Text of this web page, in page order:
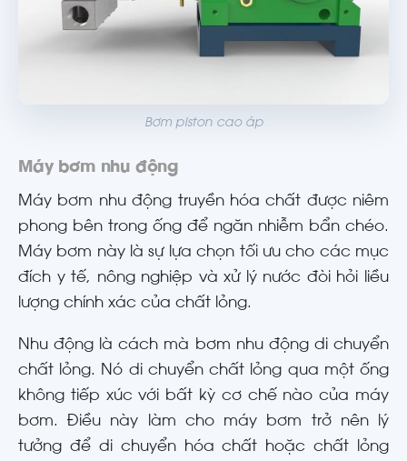
Bơm piston cao áp
Máy bơm nhu động
Máy bơm nhu động truyền hóa chất được niêm
phong bên trong ống để ngăn nhiễm bẩn chéo.
Máy bơm này là sự lựa chọn tối ưu cho các mục
đích y tế, nông nghiệp và xử lý nước đòi hỏi liều
lượng chính xác của chất lỏng.
Nhu động là cách mà bơm nhu động di chuyển
chất lỏng. Nó di chuyển chất lỏng qua một ống
không tiếp xúc với bất kỳ cơ chế nào của máy
bơm. Điều này làm cho máy bơm trở nên lý
tưởng để di chuyển hóa chất hoặc chất lỏng